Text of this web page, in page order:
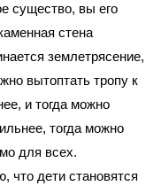
существо, вы его
стена
землетрясение,
вытоптать тропу к
и тогда можно
тогда можно
для всех.
что дети становятся